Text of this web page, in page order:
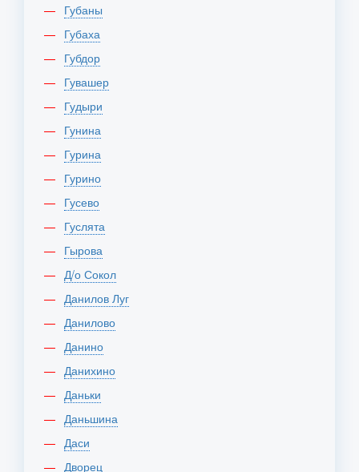
Губаны
Губаха
Губдор
Гувашер
Гудыри
Гунина
Гурина
Гурино
Гусево
Гуслята
Гырова
Д/о Сокол
Данилов Луг
Данилово
Данино
Данихино
Даньки
Даньшина
Даси
Дворец